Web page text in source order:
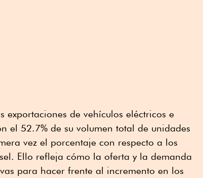
exportaciones de vehículos eléctricos e
el 52.7% de su volumen total de unidades
vez el porcentaje con respecto a los
Ello refleja cómo la oferta y la demanda
para hacer frente al incremento en los